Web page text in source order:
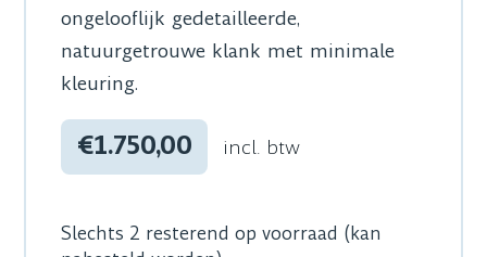
ongelooflijk gedetailleerde,
natuurgetrouwe klank met minimale
kleuring.
€1.750,00 incl. btw
Slechts 2 resterend op voorraad (kan